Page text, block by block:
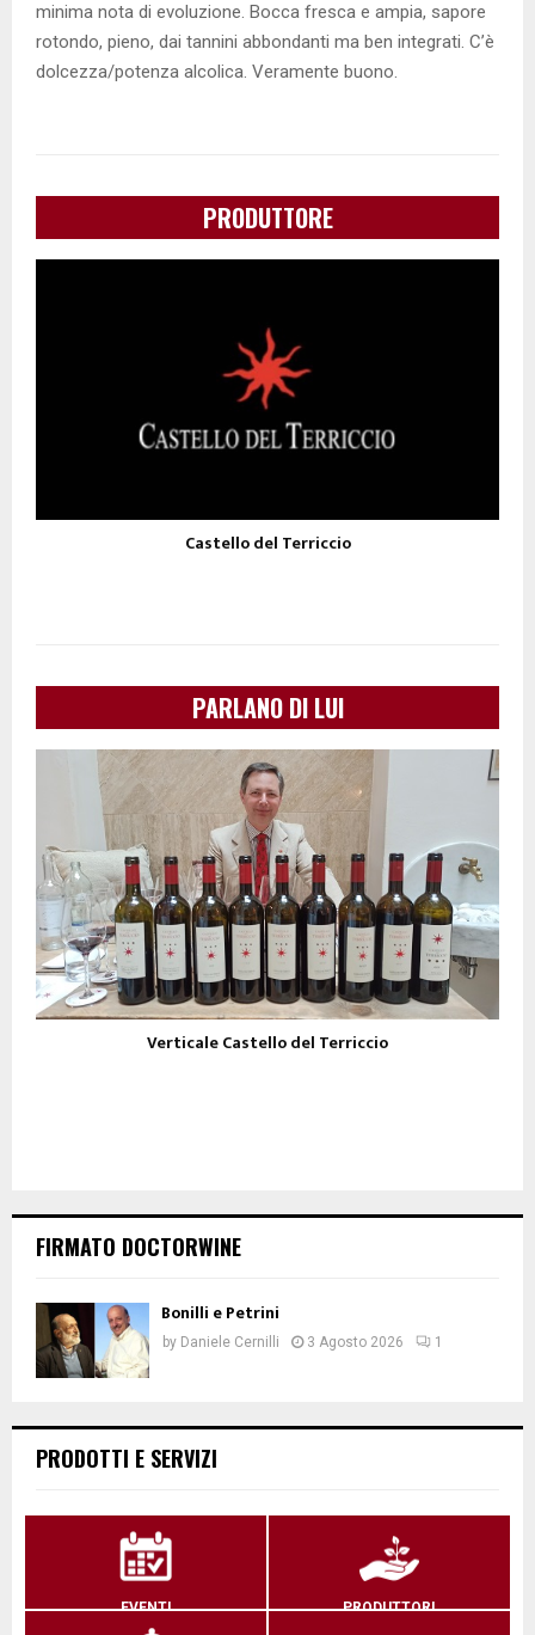
minima nota di evoluzione. Bocca fresca e ampia, sapore
rotondo, pieno, dai tannini abbondanti ma ben integrati. C’è
dolcezza/potenza alcolica. Veramente buono.
PRODUTTORE
Castello del Terriccio
PARLANO DI LUI
Verticale Castello del Terriccio
FIRMATO DOCTORWINE
Bonilli e Petrini
by Daniele Cernilli 3 Agosto 2026 1
PRODOTTI E SERVIZI
EVENTI PRODUTTORI